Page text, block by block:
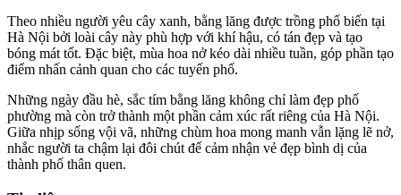
Theo nhiều người yêu cây xanh, bằng lăng được trồng phổ biến tại
Hà Nội bởi loài cây này phù hợp với khí hậu, có tán đẹp và tạo
bóng mát tốt. Đặc biệt, mùa hoa nở kéo dài nhiều tuần, góp phần tạo
điểm nhấn cảnh quan cho các tuyến phố.
Những ngày đầu hè, sắc tím bằng lăng không chỉ làm đẹp phố
phường mà còn trở thành một phần cảm xúc rất riêng của Hà Nội.
Giữa nhịp sống vội vã, những chùm hoa mong manh vẫn lặng lẽ nở,
nhắc người ta chậm lại đôi chút để cảm nhận vẻ đẹp bình dị của
thành phố thân quen.